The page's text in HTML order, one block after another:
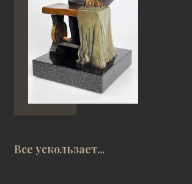
Все ускользает...